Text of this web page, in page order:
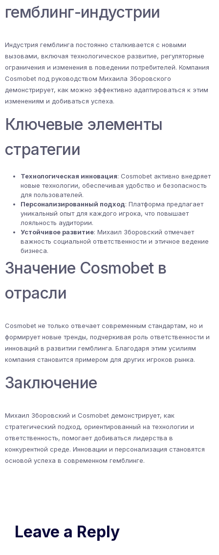
гемблинг-индустрии
Индустрия гемблинга постоянно сталкивается с новыми
вызовами, включая технологическое развитие, регуляторные
ограничения и изменения в поведении потребителей. Компания
Cosmobet под руководством Михаила Зборовского
демонстрирует, как можно эффективно адаптироваться к этим
изменениям и добиваться успеха.
Ключевые элементы
стратегии
Технологическая инновация: Cosmobet активно внедряет
новые технологии, обеспечивая удобство и безопасность
для пользователей.
Персонализированный подход: Платформа предлагает
уникальный опыт для каждого игрока, что повышает
лояльность аудитории.
Устойчивое развитие: Михаил Зборовский отмечает
важность социальной ответственности и этичное ведение
бизнеса.
Значение Cosmobet в
отрасли
Cosmobet не только отвечает современным стандартам, но и
формирует новые тренды, подчеркивая роль ответственности и
инноваций в развитии гемблинга. Благодаря этим усилиям
компания становится примером для других игроков рынка.
Заключение
Михаил Зборовский и Cosmobet демонстрирует, как
стратегический подход, ориентированный на технологии и
ответственность, помогает добиваться лидерства в
конкурентной среде. Инновации и персонализация становятся
основой успеха в современном гемблинге.
Leave a Reply